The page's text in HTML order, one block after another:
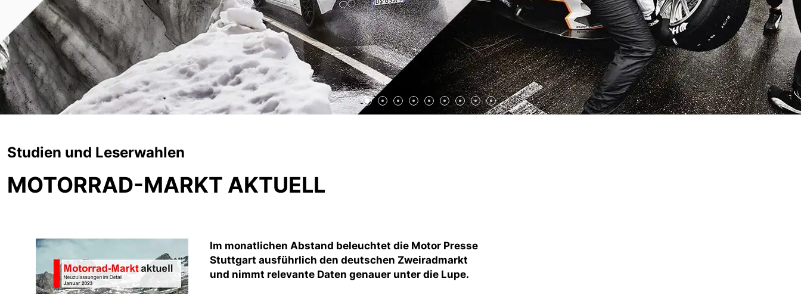
Studien und Leserwahlen
MOTORRAD-MARKT AKTUELL
Im monatlichen Abstand beleuchtet die Motor Presse
Stuttgart ausführlich den deutschen Zweiradmarkt
und nimmt relevante Daten genauer unter die Lupe.